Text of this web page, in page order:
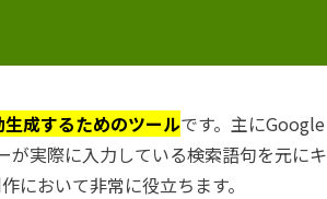
成するためのツールです。主にGoogle
実際に入力している検索語句を元にキ
において非常に役立ちます。